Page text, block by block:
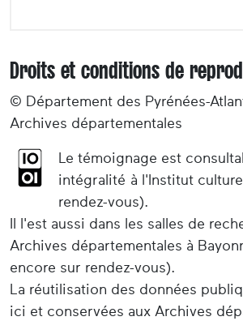
Droits et conditions de
© Département des Pyrénées-
Archives départementales
Le témoignage est
intégralité à l'Institut
rendez-vous).
Il l'est aussi dans les salles de
Archives départementales à
encore sur rendez-vous).
La réutilisation des données
ici et conservées aux Archives